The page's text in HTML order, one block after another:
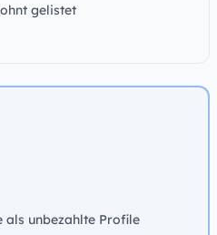
gelistet
als unbezahlte Profile